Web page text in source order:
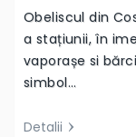
Obeliscul din
a stațiunii, în
vaporașe si
simbol…
Detalii